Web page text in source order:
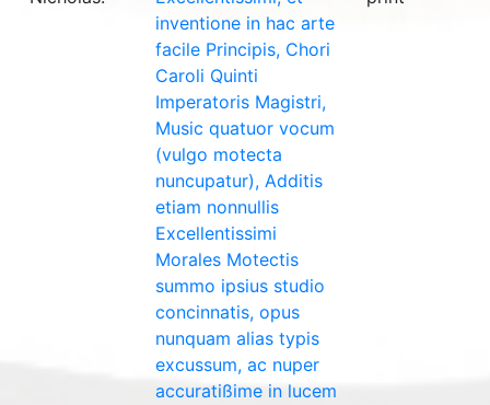
inventione in hac arte
facile Principis, Chori
Caroli Quinti
Imperatoris Magistri,
Music quatuor vocum
(vulgo motecta
nuncupatur), Additis
etiam nonnullis
Excellentissimi
Morales Motectis
summo ipsius studio
concinnatis, opus
nunquam alias typis
excussum, ac nuper
accuratißime in lucem